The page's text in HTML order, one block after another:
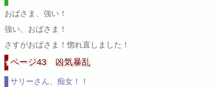
おばさま、強い！
強い、おばさま！
さすがおばさま！惚れ直しました！
ページ43 凶気暴乱
サリーさん、痴女！！